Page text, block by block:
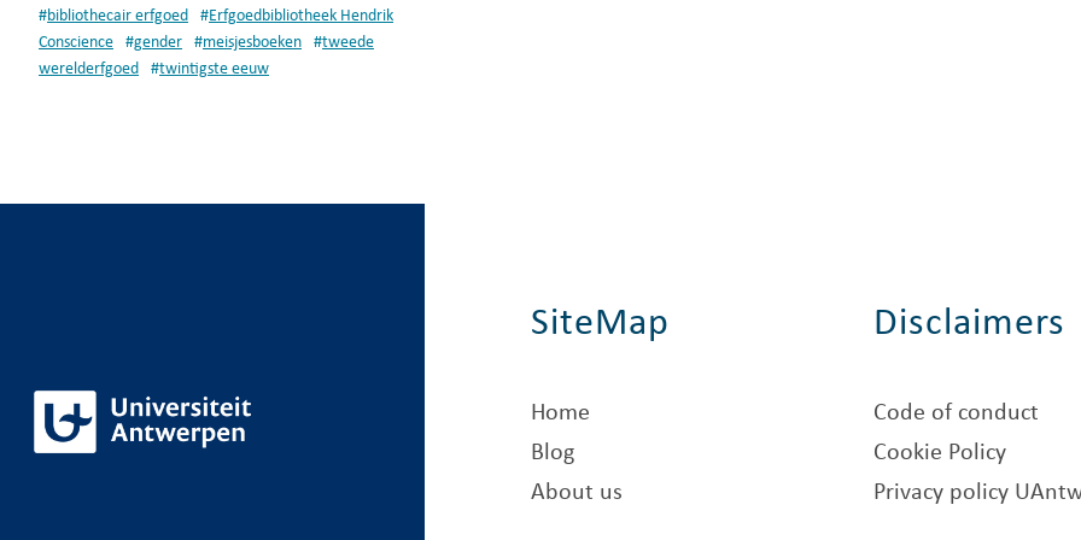
#bibliothecair erfgoed #Erfgoedbibliotheek Hendrik
Conscience
#gender #meisjesboeken #tweede
werelderfgoed
#twintigste eeuw
SiteMap
Home
Blog
About us
Disclaimers
Code of conduct
Cookie Policy
Privacy policy